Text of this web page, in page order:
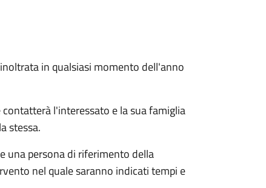
in qualsiasi momento dell'anno
l'interessato e la sua famiglia
stessa.
una persona di riferimento della
nel quale saranno indicati tempi e